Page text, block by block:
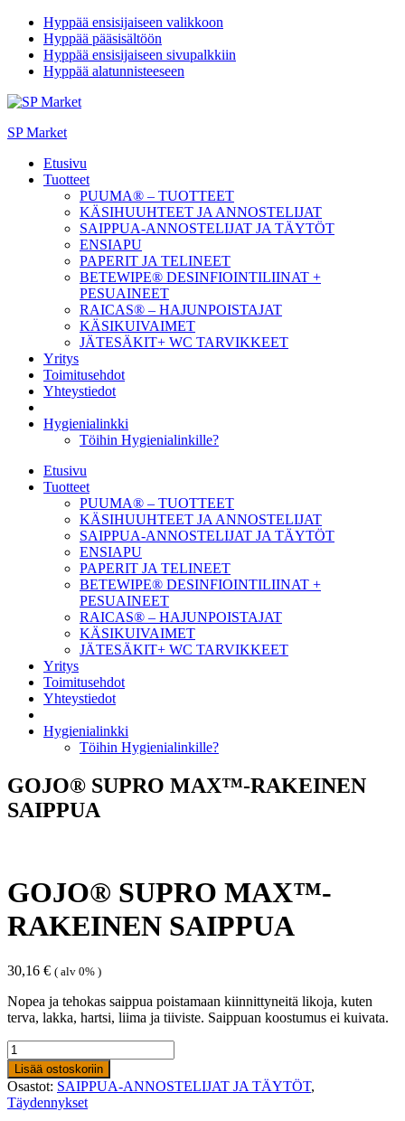
Hyppää ensisijaiseen valikkoon
Hyppää pääsisältöön
Hyppää ensisijaiseen sivupalkkiin
Hyppää alatunnisteeseen
SP Market
Etusivu
Tuotteet
PUUMA® – TUOTTEET
KÄSIHUUHTEET JA ANNOSTELIJAT
SAIPPUA-ANNOSTELIJAT JA TÄYTÖT
ENSIAPU
PAPERIT JA TELINEET
BETEWIPE® DESINFIOINTILIINAT +
PESUAINEET
RAICAS® – HAJUNPOISTAJAT
KÄSIKUIVAIMET
JÄTESÄKIT+ WC TARVIKKEET
Yritys
Toimitusehdot
Yhteystiedot
Hygienialinkki
Töihin Hygienialinkille?
Etusivu
Tuotteet
PUUMA® – TUOTTEET
KÄSIHUUHTEET JA ANNOSTELIJAT
SAIPPUA-ANNOSTELIJAT JA TÄYTÖT
ENSIAPU
PAPERIT JA TELINEET
BETEWIPE® DESINFIOINTILIINAT +
PESUAINEET
RAICAS® – HAJUNPOISTAJAT
KÄSIKUIVAIMET
JÄTESÄKIT+ WC TARVIKKEET
Yritys
Toimitusehdot
Yhteystiedot
Hygienialinkki
Töihin Hygienialinkille?
GOJO® SUPRO MAX™-RAKEINEN
SAIPPUA
GOJO® SUPRO MAX™-
RAKEINEN SAIPPUA
30,16 € ( alv 0% )
Nopea ja tehokas saippua poistamaan kiinnittyneitä likoja, kuten
terva, lakka, hartsi, liima ja tiiviste. Saippuan koostumus ei kuivata.
GOJO®
SUPRO
MAX™-
RAKEINEN
SAIPPUA
Lisää ostoskoriin
Osastot: SAIPPUA-ANNOSTELIJAT JA TÄYTÖT,
Täydennykset